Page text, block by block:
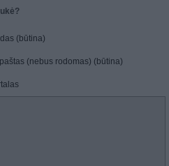
(būtina)
(nebus rodomas) (būtina)